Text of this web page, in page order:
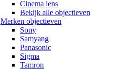
Cinema lens
Bekijk alle objectieven
Merken objectieven
Sony
Samyang
Panasonic
Sigma
Tamron